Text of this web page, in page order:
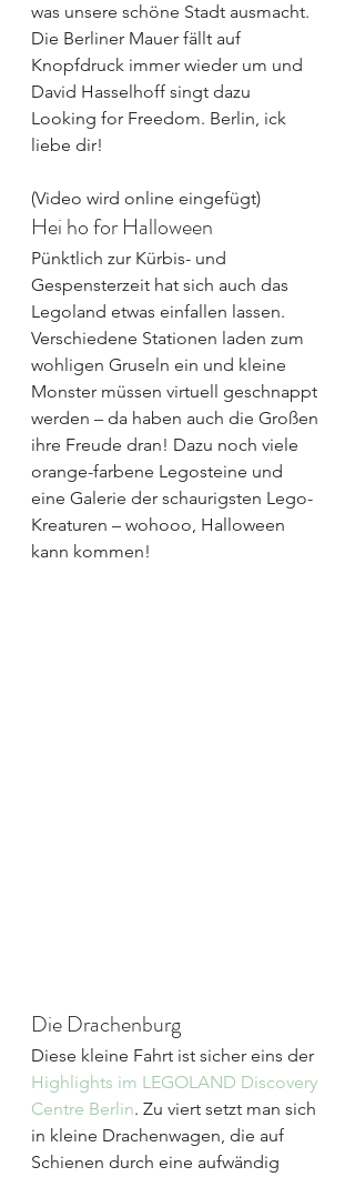
was unsere schöne Stadt ausmacht.
Die Berliner Mauer fällt auf
Knopfdruck immer wieder um und
David Hasselhoff singt dazu
Looking for Freedom. Berlin, ick
liebe dir!
(Video wird online eingefügt)
Hei ho for Halloween
Pünktlich zur Kürbis- und
Gespensterzeit hat sich auch das
Legoland etwas einfallen lassen.
Verschiedene Stationen laden zum
wohligen Gruseln ein und kleine
Monster müssen virtuell geschnappt
werden – da haben auch die Großen
ihre Freude dran! Dazu noch viele
orange-farbene Legosteine und
eine Galerie der schaurigsten Lego-
Kreaturen – wohooo, Halloween
kann kommen!
Die Drachenburg
Diese kleine Fahrt ist sicher eins der
Highlights im LEGOLAND Discovery
Centre Berlin. Zu viert setzt man sich
in kleine Drachenwagen, die auf
Schienen durch eine aufwändig